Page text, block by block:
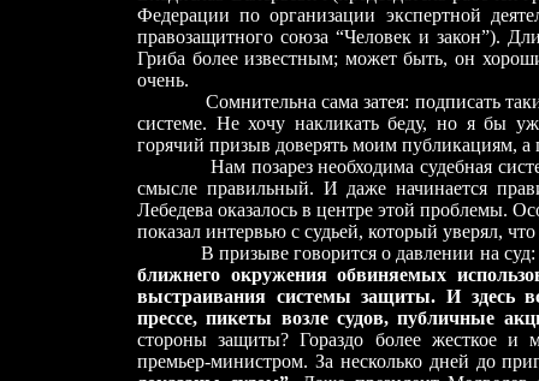
Федерации по организации экспертной
правозащитного союза “Человек и закон”).
Гриба более известным; может быть, он
очень.
Сомнительна сама затея: подписать
системе. Не хочу накликать беду, но я бы
горячий призыв доверять моим публикациям,
Нам позарез необходима судебная
смысле правильный. И даже начинается
Лебедева оказалось в центре этой проблемы.
показал интервью с судьей, который уверял,
В призыве говорится о давлении на суд:
ближнего окружения обвиняемых
выстраивания системы защиты. И здесь
прессе, пикеты возле судов, публичные
стороны защиты? Гораздо более жесткое и
премьер-министром. За несколько дней до